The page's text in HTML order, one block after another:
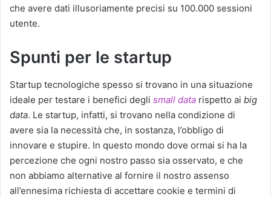
che avere dati illusoriamente precisi su 100.000 sessioni
utente.
Spunti per le startup
Startup tecnologiche spesso si trovano in una situazione
ideale per testare i benefici degli small data rispetto ai big
data. Le startup, infatti, si trovano nella condizione di
avere sia la necessità che, in sostanza, l’obbligo di
innovare e stupire. In questo mondo dove ormai si ha la
percezione che ogni nostro passo sia osservato, e che
non abbiamo alternative al fornire il nostro assenso
all’ennesima richiesta di accettare cookie e termini di